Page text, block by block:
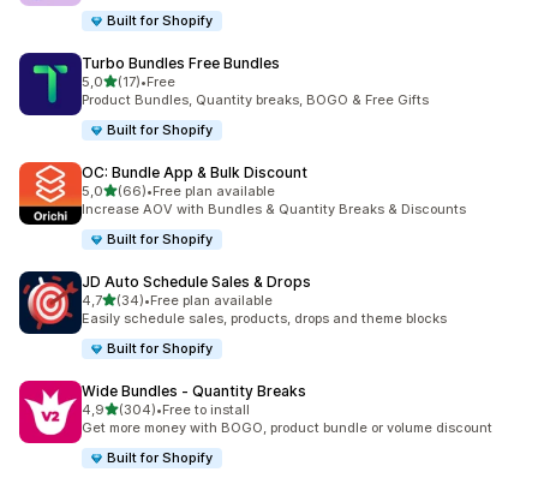
Built for Shopify
Turbo Bundles Free Bundles
5,0na 5 gwiazdek
(17)
Łączna liczba recenzji: 17
•Free
Product Bundles, Quantity breaks, BOGO & Free Gifts
Built for Shopify
OC: Bundle App & Bulk Discount
5,0na 5 gwiazdek
(66)
Łączna liczba recenzji: 66
•Free plan available
Increase AOV with Bundles & Quantity Breaks & Discounts
Built for Shopify
JD Auto Schedule Sales & Drops
4,7na 5 gwiazdek
(34)
Łączna liczba recenzji: 34
•Free plan available
Easily schedule sales, products, drops and theme blocks
Built for Shopify
Wide Bundles ‑ Quantity Breaks
4,9na 5 gwiazdek
(304)
Łączna liczba recenzji: 304
•Free to install
Get more money with BOGO, product bundle or volume discount
Built for Shopify